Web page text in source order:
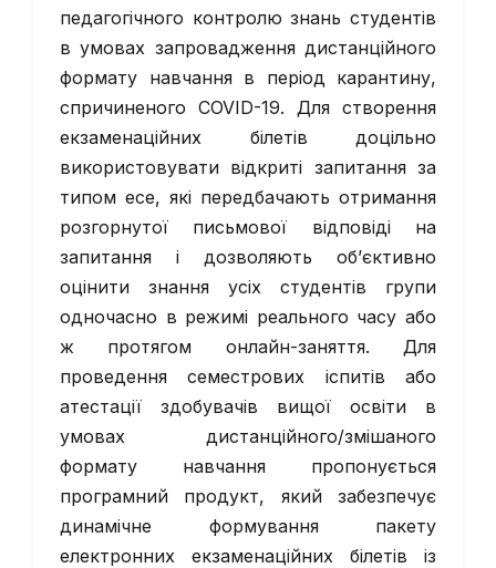
педагогічного контролю знань студентів
в умовах запровадження дистанційного
формату навчання в період карантину,
спричиненого COVID-19. Для створення
екзаменаційних білетів доцільно
використовувати відкриті запитання за
типом есе, які передбачають отримання
розгорнутої письмової відповіді на
запитання і дозволяють об’єктивно
оцінити знання усіх студентів групи
одночасно в режимі реального часу або
ж протягом онлайн-заняття. Для
проведення семестрових іспитів або
атестації здобувачів вищої освіти в
умовах дистанційного/змішаного
формату навчання пропонується
програмний продукт, який забезпечує
динамічне формування пакету
електронних екзаменаційних білетів із